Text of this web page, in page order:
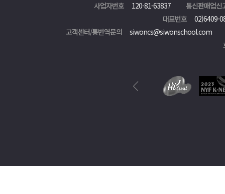
사업자번호
120-81-63837
통신판매업신
대표번호
02)6409-
고객센터/통번역문의
siwoncs@siwonschool.com